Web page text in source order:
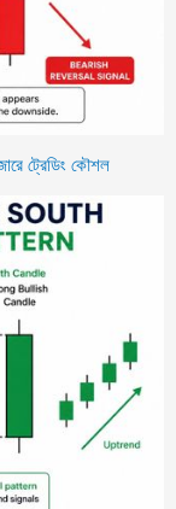
ট্রেডিং কৌশল